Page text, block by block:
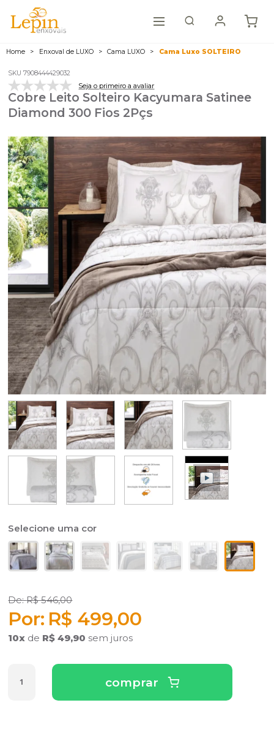
Home Enxoval de LUXO Cama LUXO Cama Luxo SOLTEIRO
SKU 7908444429032
Seja o primeiro a avaliar
Cobre Leito Solteiro Kacyumara Satinee
Diamond 300 Fios 2Pçs
R$ 546,00
R$ 499,00
10x de R$ 49,90 sem juros
comprar